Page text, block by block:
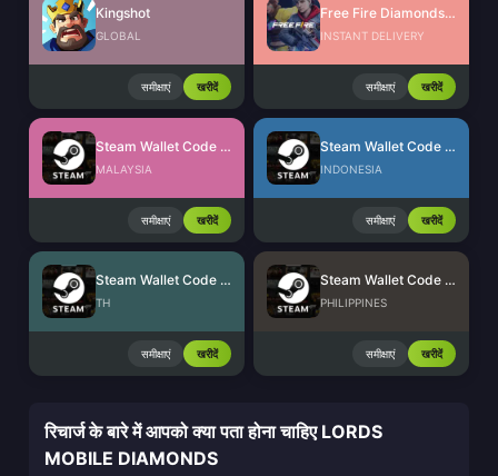
Kingshot
GLOBAL
समीक्षाएं खरीदें
Free Fire Diamonds EU + TR
INSTANT DELIVERY
समीक्षाएं खरीदें
Steam Wallet Code (MYR)
MALAYSIA
समीक्षाएं खरीदें
Steam Wallet Code (IDR)
INDONESIA
समीक्षाएं खरीदें
Steam Wallet Code (THB)
TH
समीक्षाएं खरीदें
Steam Wallet Code (PHP)
PHILIPPINES
समीक्षाएं खरीदें
रिचार्ज के बारे में आपको क्या पता होना चाहिए LORDS
MOBILE DIAMONDS